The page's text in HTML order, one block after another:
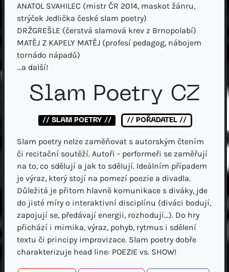
ANATOL SVAHILEC (mistr ČR 2014, maskot žánru,
strýček Jedlička české slam poetry)
DRŽGREŠLE (čerstvá slamová krev z Brnopolabí)
MATĚJ Z KAPELY MATĚJ (profesí pedagog, nábojem
tornádo nápadů)
...a další!
Slam Poetry CZ
// SLAM POETRY // // POŘADATEL //
Slam poetry nelze zaměňovat s autorským čtením
či recitační soutěží. Autoři - performeři se zaměřují
na to, co sdělují a jak to sdělují. Ideálním případem
je výraz, který stojí na pomezí poezie a divadla.
Důležitá je přitom hlavně komunikace s diváky, jde
do jisté míry o interaktivní disciplínu (diváci bodují,
zapojují se, předávají energii, rozhodují...). Do hry
přichází i mimika, výraz, pohyb, rytmus i sdělení
textu či principy improvizace. Slam poetry dobře
charakterizuje head line: POEZIE vs. SHOW!